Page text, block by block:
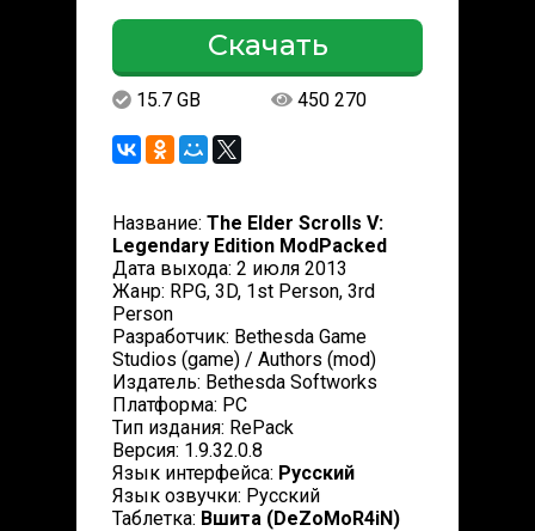
Скачать
15.7 GB 450 270
Название: The Elder Scrolls V:
Legendary Edition ModPacked
Дата выхода: 2 июля 2013
Жанр: RPG, 3D, 1st Person, 3rd
Person
Разработчик: Bethesda Game
Studios (game) / Authors (mod)
Издатель: Bethesda Softworks
Платформа: PC
Тип издания: RePack
Версия: 1.9.32.0.8
Язык интерфейса: Русский
Язык озвучки: Русский
Таблетка: Вшита (DeZoMoR4iN)